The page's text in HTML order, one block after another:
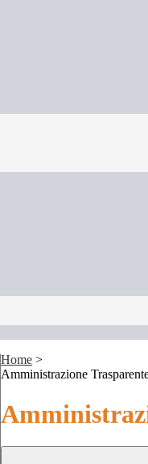
Home >
Amministrazione